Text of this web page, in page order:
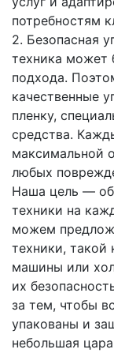
потребностям
2. Безопасная
техника может
подхода.
качественные
пленку,
средства.
максимальной
любых
Наша цель —
техники на
можем
техники, такой
машины или
их
за тем, чтобы
упакованы и
небольшая